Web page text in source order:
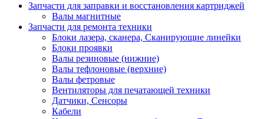
Запчасти для заправки и восстановления картриджей
Валы магнитные
Запчасти для ремонта техники
Блоки лазера, сканера, Сканирующие линейки
Блоки проявки
Валы резиновые (нижние)
Валы тефлоновые (верхние)
Валы фетровые
Вентиляторы для печатающей техники
Датчики, Сенсоры
Кабели